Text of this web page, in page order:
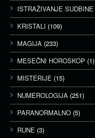
ISTRAŽIVANJE SUDBINE
KRISTALI (109)
MAGIJA (233)
MESEČNI HOROSKOP (1)
MISTERIJE (15)
NUMEROLOGIJA (251)
PARANORMALNO (5)
RUNE (3)